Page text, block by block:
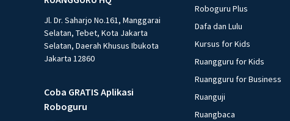
Jl. Dr. Saharjo No.161, Manggarai
Selatan, Tebet, Kota Jakarta
Selatan, Daerah Khusus Ibukota
Jakarta 12860
Coba GRATIS Aplikasi
Roboguru
Roboguru Plus
Dafa dan Lulu
Kursus for Kids
Ruangguru for Kids
Ruangguru for Business
Ruanguji
Ruangbaca